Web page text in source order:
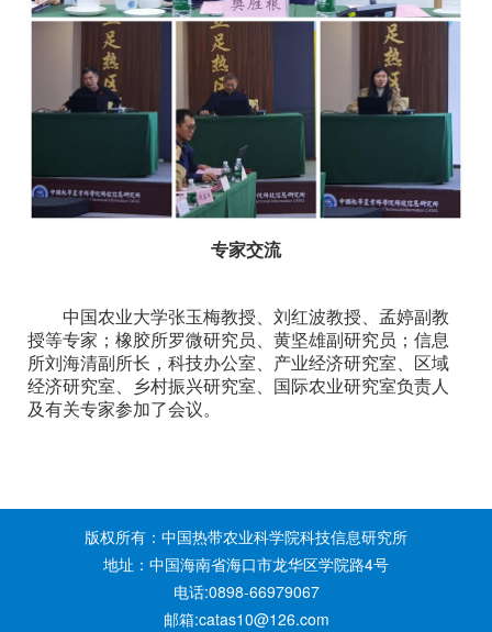
专家交流
中国农业大学张玉梅教授、刘红波教授、孟婷副教
授等专家；橡胶所罗微研究员、黄坚雄副研究员；信息
所刘海清副所长，科技办公室、产业经济研究室、区域
经济研究室、乡村振兴研究室、国际农业研究室负责人
及有关专家参加了会议。
版权所有：中国热带农业科学院科技信息研究所
地址：中国海南省海口市龙华区学院路4号
电话:0898-66979067
邮箱:catas10@126.com